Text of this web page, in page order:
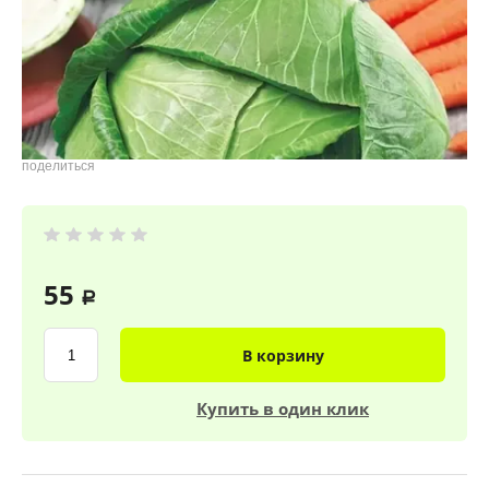
Кассеты
Горшки для рассады
поделиться
55 a
В корзину
Купить в один клик